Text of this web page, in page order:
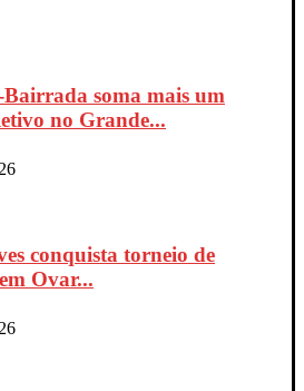
soma mais um
no Grande...
conquista torneio de
Ovar...